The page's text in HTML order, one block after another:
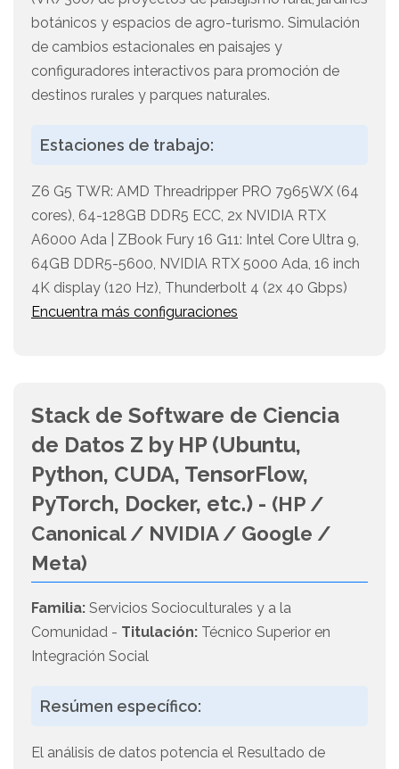
botánicos y espacios de agro-turismo. Simulación
de cambios estacionales en paisajes y
configuradores interactivos para promoción de
destinos rurales y parques naturales.
Estaciones de trabajo:
Z6 G5 TWR: AMD Threadripper PRO 7965WX (64
cores), 64-128GB DDR5 ECC, 2x NVIDIA RTX
A6000 Ada | ZBook Fury 16 G11: Intel Core Ultra 9,
64GB DDR5-5600, NVIDIA RTX 5000 Ada, 16 inch
4K display (120 Hz), Thunderbolt 4 (2x 40 Gbps)
Encuentra más configuraciones
Stack de Software de Ciencia
de Datos Z by HP (Ubuntu,
Python, CUDA, TensorFlow,
PyTorch, Docker, etc.) - (HP /
Canonical / NVIDIA / Google /
Meta)
Familia: Servicios Socioculturales y a la
Comunidad - Titulación: Técnico Superior en
Integración Social
Resúmen específico:
El análisis de datos potencia el Resultado de